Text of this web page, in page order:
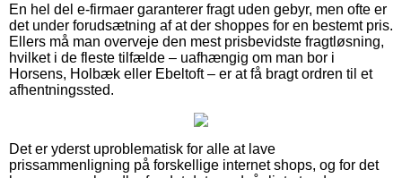
En hel del e-firmaer garanterer fragt uden gebyr, men ofte er
det under forudsætning af at der shoppes for en bestemt pris.
Ellers må man overveje den mest prisbevidste fragtløsning,
hvilket i de fleste tilfælde – uafhængig om man bor i
Horsens, Holbæk eller Ebeltoft – er at få bragt ordren til et
afhentningssted.
Det er yderst uproblematisk for alle at lave
prissammenligning på forskellige internet shops, og for det